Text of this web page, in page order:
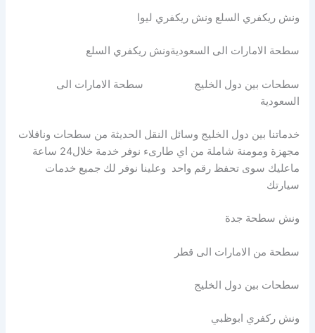
ونش ريكفري السلع ونش ريكفري ليوا
سطحة الامارات الى السعوديةونش ريكفري السلع
سطحات بين دول الخليج سطحة الامارات الى
السعودية
خدماتنا بين دول الخليج وسائل النقل الحديثة من سطحات وناقلات
مجهزة ومومنة شاملة من اي طارىء نوفر خدمة خلال24 ساعة
ماعليك سوى تحفظ رقم واحد وعلينا نوفر لك جميع خدمات
سيارتك
ونش سطحة جدة
سطحة من الامارات الى قطر
سطحات بين دول الخليج
ونش ركفري ابوظبي